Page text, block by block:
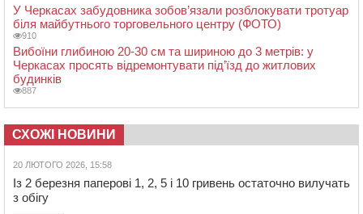
У Черкасах забудовника зобов’язали розблокувати тротуар
біля майбутнього торговельного центру (ФОТО)
910
Вибоїни глибиною 20-30 см та шириною до 3 метрів: у
Черкасах просять відремонтувати під’їзд до житлових
будинків
887
СХОЖІ НОВИНИ
20 ЛЮТОГО 2026, 15:58
Із 2 березня паперові 1, 2, 5 і 10 гривень остаточно вилучать
з обігу